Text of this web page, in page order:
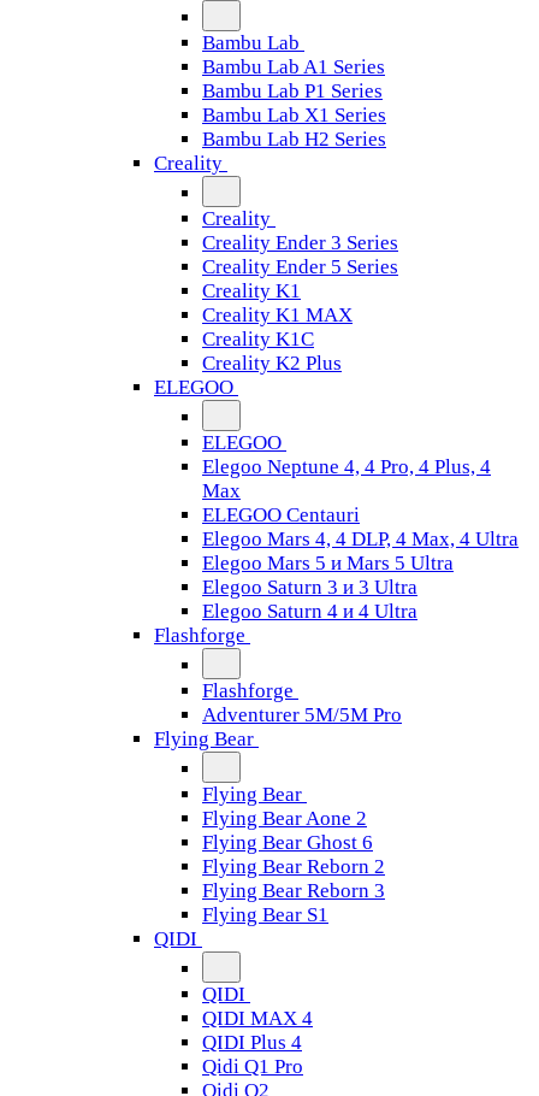
Bambu Lab
Bambu Lab A1 Series
Bambu Lab P1 Series
Bambu Lab X1 Series
Bambu Lab H2 Series
Creality
Creality
Creality Ender 3 Series
Creality Ender 5 Series
Creality K1
Creality K1 MAX
Creality K1C
Creality K2 Plus
ELEGOO
ELEGOO
Elegoo Neptune 4, 4 Pro, 4 Plus, 4
Max
ELEGOO Centauri
Elegoo Mars 4, 4 DLP, 4 Max, 4 Ultra
Elegoo Mars 5 и Mars 5 Ultra
Elegoo Saturn 3 и 3 Ultra
Elegoo Saturn 4 и 4 Ultra
Flashforge
Flashforge
Adventurer 5M/5M Pro
Flying Bear
Flying Bear
Flying Bear Aone 2
Flying Bear Ghost 6
Flying Bear Reborn 2
Flying Bear Reborn 3
Flying Bear S1
QIDI
QIDI
QIDI MAX 4
QIDI Plus 4
Qidi Q1 Pro
Qidi Q2